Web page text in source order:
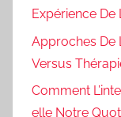
Expérience De
Approches De
Versus
Comment
elle Notre